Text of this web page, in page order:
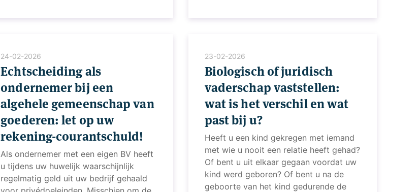
24-02-2026
Echtscheiding als
ondernemer bij een
algehele gemeenschap van
goederen: let op uw
rekening-courantschuld!
Als ondernemer met een eigen BV heeft
u tijdens uw huwelijk waarschijnlijk
regelmatig geld uit uw bedrijf gehaald
23-02-2026
Biologisch of juridisch
vaderschap vaststellen:
wat is het verschil en wat
past bij u?
Heeft u een kind gekregen met iemand
met wie u nooit een relatie heeft gehad?
Of bent u uit elkaar gegaan voordat uw
kind werd geboren? Of bent u na de
geboorte van het kind gedurende de